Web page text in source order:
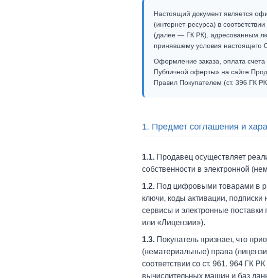
Настоящий документ является
(интернет-ресурса) в
(далее — ГК РК), адресованным
принявшему условия настоящего
Оформление заказа, оплата счета
Публичной оферты» на сайте
Правил Покупателем (ст. 396 ГК
1. Предмет соглашения и
1.1. Продавец осуществляет
собственности в электронной
1.2. Под цифровыми товарами в
ключи, коды активации,
сервисы и электронные
или «Лицензии»).
1.3. Покупатель признает, что
(нематериальные) права
соответствии со ст. 961, 964 ГК
вычислительных машин и баз